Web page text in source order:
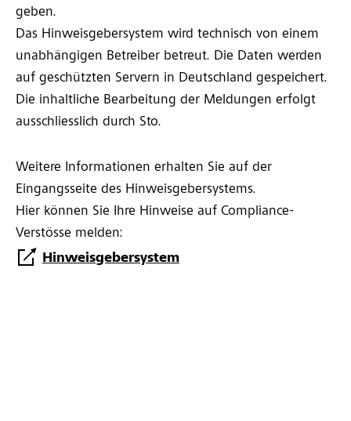
geben.
Das Hinweisgebersystem wird technisch von einem
unabhängigen Betreiber betreut. Die Daten werden
auf geschützten Servern in Deutschland gespeichert.
Die inhaltliche Bearbeitung der Meldungen erfolgt
ausschliesslich durch Sto.
Weitere Informationen erhalten Sie auf der
Eingangsseite des Hinweisgebersystems.
Hier können Sie Ihre Hinweise auf Compliance-
Verstösse melden:
Hinweisgebersystem